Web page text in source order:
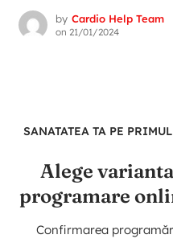
by Cardio Help Team
on 21/01/2024
SANATATEA TA PE
Alege
programare
Confirmarea